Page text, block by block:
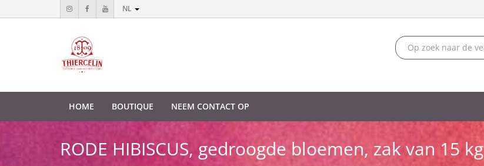
NL
HOME BOUTIQUE NEEM CONTACT OP
RODE HIBISCUS, gedroogde bloemen, zak van 15 kg